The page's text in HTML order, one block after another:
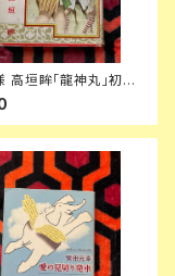
高垣眸「龍神丸」初版
幾久造 ポプラ社 少年